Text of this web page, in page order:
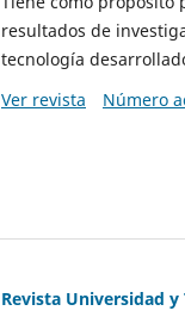
resultados de
tecnología
Ver revista
Número
Revista Universidad